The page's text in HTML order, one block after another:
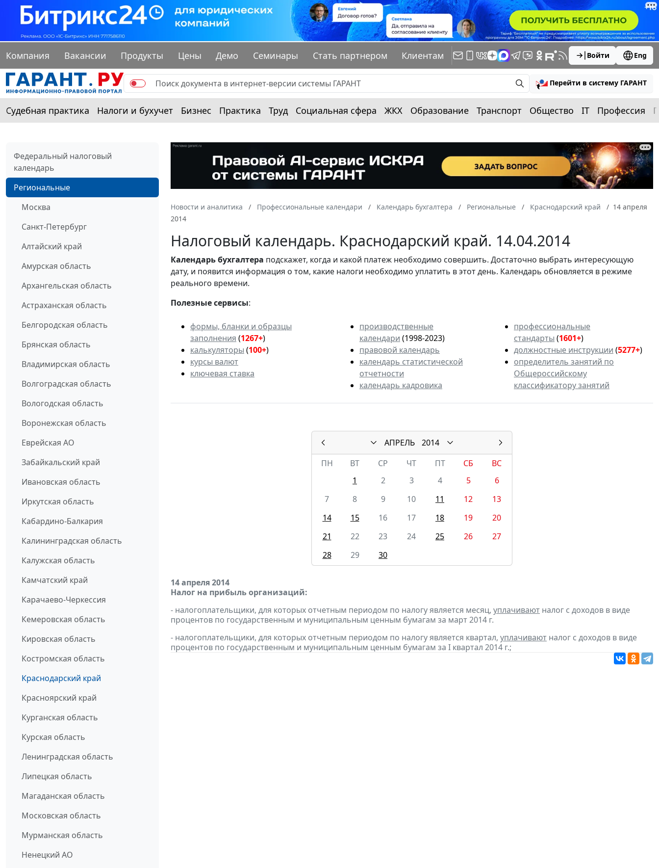
Компания Вакансии Продукты Цены Демо Семинары Стать партнером Клиентам Войти Eng
Перейти в систему ГАРАНТ
Судебная практика Налоги и бухучет Бизнес Практика Труд Социальная сфера ЖКХ Образование Транспорт Общество IT Профессия
Федеральный налоговый
календарь
Региональные
Москва
Санкт-Петербург
Алтайский край
Амурская область
Архангельская область
Астраханская область
Белгородская область
Брянская область
Владимирская область
Волгоградская область
Вологодская область
Воронежская область
Еврейская АО
Забайкальский край
Ивановская область
Иркутская область
Кабардино-Балкария
Калининградская область
Калужская область
Камчатский край
Карачаево-Черкессия
Кемеровская область
Кировская область
Костромская область
Краснодарский край
Красноярский край
Курганская область
Курская область
Ленинградская область
Липецкая область
Магаданская область
Московская область
Мурманская область
Ненецкий АО
Новости и аналитика Профессиональные календари Календарь бухгалтера Региональные Краснодарский край
14 апреля
2014
Налоговый календарь. Краснодарский край. 14.04.2014
Календарьбухгалтера подскажет, когда и какой платеж необходимо совершить. Достаточно выбрать интересующую
дату, и появится информация о том, какие налоги необходимо уплатить в этот день. Календарь обновляется в режиме
реального времени.
Полезные сервисы:
формы, бланки и образцы
заполнения (1267+)
калькуляторы (100+)
курсы валют
ключевая ставка
производственные
календари (1998-2023)
правовой календарь
календарь статистической
отчетности
календарь кадровика
профессиональные
стандарты (1601+)
должностные инструкции (5277+)
определитель занятий по
Общероссийскому
классификатору занятий
АПРЕЛЬ
2014
ПН
ВТ СР ЧТ ПТ СБ
ВС
1
2 3 4 5
6
7
8 9 10 11 12
13
14
15 16 17 18 19
20
21
22 23 24 25 26
27
28
29 30
14 апреля 2014
Налог на прибыль организаций:
- налогоплательщики, для которых отчетным периодом по налогу является месяц, уплачивают налог с доходов в виде
процентов по государственным и муниципальным ценным бумагам за март 2014 г.
- налогоплательщики, для которых отчетным периодом по налогу является квартал, уплачивают налог с доходов в виде
процентов по государственным и муниципальным ценным бумагам за I квартал 2014 г.;